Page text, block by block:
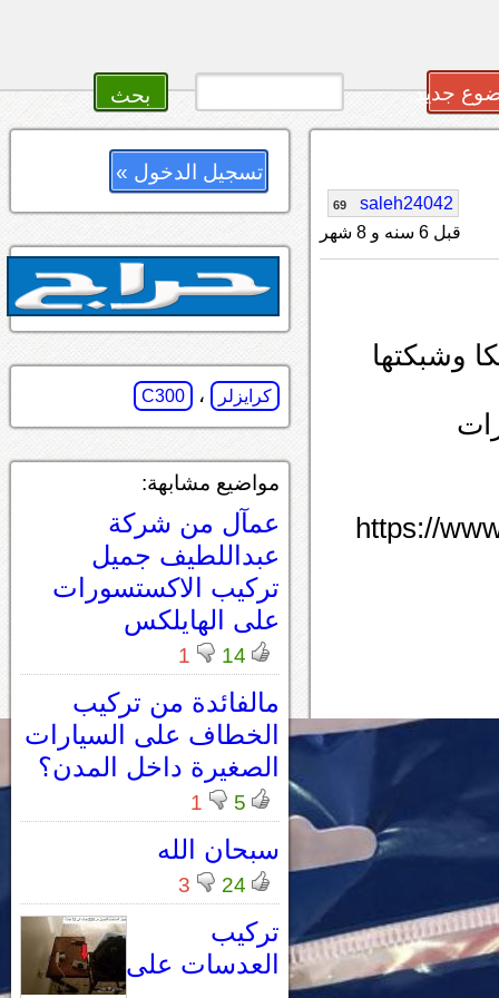
جديد
saleh24042
69
قبل 6 سنه و 8 شهر
وشبكتها
https://
تسجيل الدخول »
كرايزلر ، C300
مواضيع مشابهة:
عمآل من شركة
عبداللطيف جميل
تركيب الاكستسورات
على الهايلكس
14
1
مالفائدة من تركيب
الخطاف على السيارات
الصغيرة داخل المدن؟
5
1
سبحان الله
24
3
تركيب
العدسات على